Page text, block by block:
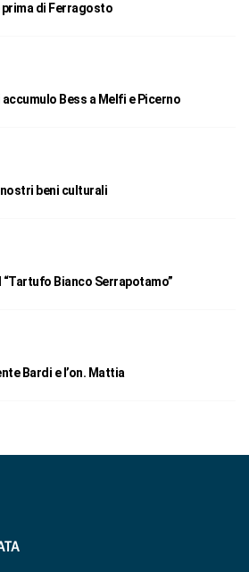
di Ferragosto
Bess a Melfi e Picerno
nostri beni culturali
Bianco Serrapotamo”
Bardi e l’on. Mattia